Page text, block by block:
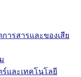
ารสารและของเสีย
และเทคโนโลยี